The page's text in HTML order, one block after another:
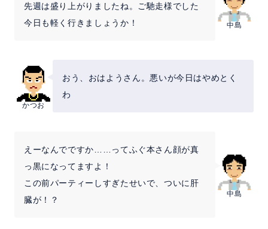
セミナー
お問い合わせ／資料請求
中島
先週は盛り上がりましたね。ご馳走様でした
今日も軽く行きましょうか！
かつお
おう、おはようさん。悪いが今日はやめとく
わ
中島
えーなんでですか……ってふぐ本さん顔が真
っ黒になってますよ！
この前パーティーしすぎたせいで、ついに肝
臓が！？